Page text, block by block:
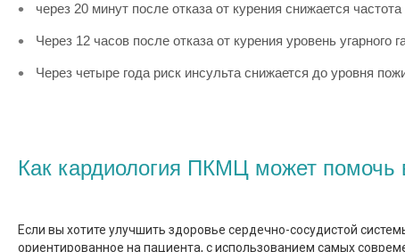
через 20 минут после отказа от курения снижается
Через 12 часов после отказа от курения уровень угарного
Через четыре года риск инсульта снижается до уровня
Как кардиология ПКМЦ может
Если вы хотите улучшить здоровье сердечно-сосудистой
ориентированное на пациента, с использованием самых